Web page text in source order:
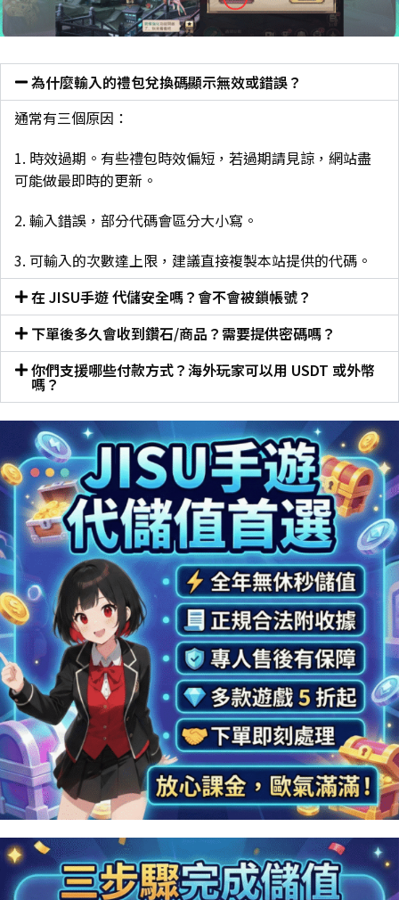
為什麼輸入的禮包兌換碼顯示無效或錯誤？
通常有三個原因：
1. 時效過期。有些禮包時效偏短，若過期請見諒，網站盡
可能做最即時的更新。
2. 輸入錯誤，部分代碼會區分大小寫。
3. 可輸入的次數達上限，建議直接複製本站提供的代碼。
在 JISU手遊 代儲安全嗎？會不會被鎖帳號？
下單後多久會收到鑽石/商品？需要提供密碼嗎？
你們支援哪些付款方式？海外玩家可以用 USDT 或外幣
嗎？